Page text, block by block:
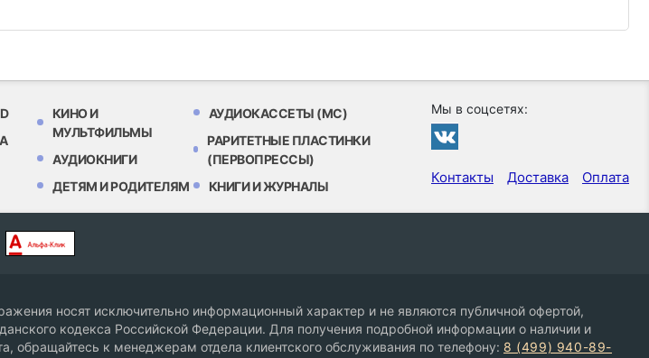
КИНО И
МУЛЬТФИЛЬМЫ
АУДИОКНИГИ
ДЕТЯМ И РОДИТЕЛЯМ
АУДИОКАССЕТЫ (MC)
РАРИТЕТНЫЕ ПЛАСТИНКИ
(ПЕРВОПРЕССЫ)
КНИГИ И ЖУРНАЛЫ
Мы в соцсетях:
Контакты Доставка Оплата
носят исключительно информационный характер и не являются публичной офертой,
кодекса Российской Федерации. Для получения подробной информации о наличии и
обращайтесь к менеджерам отдела клиентского обслуживания по телефону: 8 (499) 940-89-